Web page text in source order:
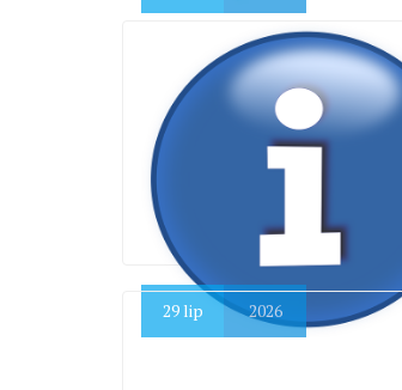
29lip 2026